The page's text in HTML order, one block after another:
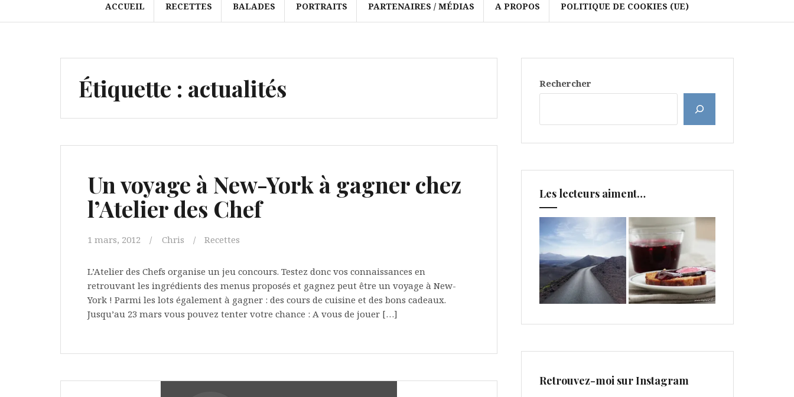
ACCUEIL RECETTES BALADES PORTRAITS PARTENAIRES / MÉDIAS A PROPOS POLITIQUE DE COOKIES (UE)
Étiquette : actualités
Un voyage à New-York à gagner chez
l’Atelier des Chef
1 mars, 2012 Chris Recettes
L’Atelier des Chefs organise un jeu concours. Testez donc vos connaissances en
retrouvant les ingrédients des menus proposés et gagnez peut être un voyage à New-
York ! Parmi les lots également à gagner : des cours de cuisine et des bons cadeaux.
Jusqu’au 23 mars vous pouvez tenter votre chance : A vous de jouer […]
Rechercher
Les lecteurs aiment…
Retrouvez-moi sur Instagram